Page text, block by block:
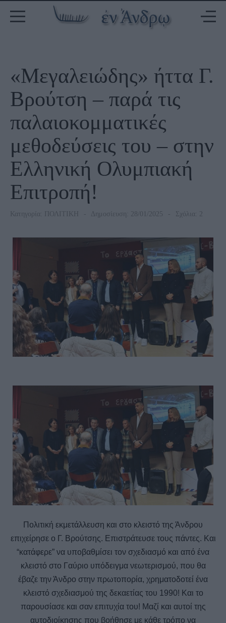
«Μεγαλειώδης» ήττα Γ.
Βρούτση – παρά τις
παλαιοκομματικές
μεθοδεύσεις του – στην
Ελληνική Ολυμπιακή
Επιτροπή!
Κατηγορία: ΠΟΛΙΤΙΚΗ Δημοσίευση: 28/01/2025 Σχόλια: 2
Πολιτική εκμετάλλευση και στο κλειστό της Άνδρου
επιχείρησε ο Γ. Βρούτσης. Επιστράτευσε τους πάντες. Και
“κατάφερε” να υποβαθμίσει τον σχεδιασμό και από ένα
κλειστό στο Γαύριο υπόδειγμα νεωτερισμού, που θα
έβαζε την Άνδρο στην πρωτοπορία, χρηματοδοτεί ένα
κλειστό σχεδιασμού της δεκαετίας του 1990! Και το
παρουσίασε και σαν επιτυχία του! Μαζί και αυτοί της
αυτοδιοίκησης που βοήθησε με κάθε τρόπο να